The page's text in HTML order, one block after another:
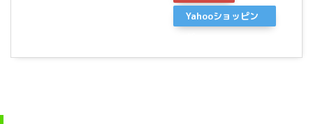
Yahooショッピン